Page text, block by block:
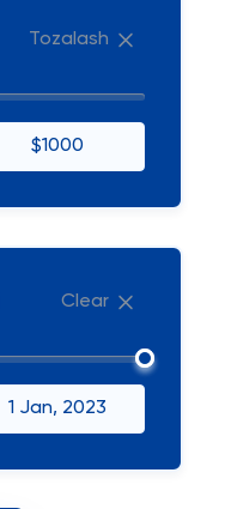
Tozalash
$1000
Clear
1 Jan, 2023